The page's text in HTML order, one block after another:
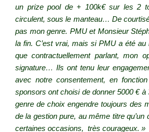
un prize pool de + 100k€ sur les 2
circulent, sous le manteau… De
pas mon genre. PMU et Monsieur
la fin. C’est vrai, mais si PMU a été
que contractuellement parlant, mon
signature… Ils ont tenu leur
avec notre consentement, en
sponsors ont choisi de donner 5000 €
genre de choix engendre toujours des
de la gestion pure, au même titre
certaines occasions, très courageux. »